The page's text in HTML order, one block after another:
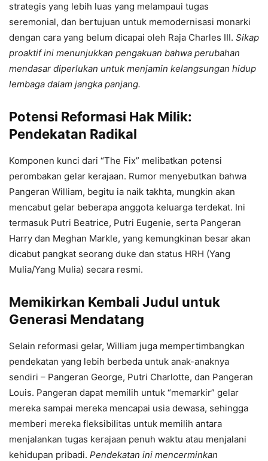
strategis yang lebih luas yang melampaui tugas
seremonial, dan bertujuan untuk memodernisasi monarki
dengan cara yang belum dicapai oleh Raja Charles III. Sikap
proaktif ini menunjukkan pengakuan bahwa perubahan
mendasar diperlukan untuk menjamin kelangsungan hidup
lembaga dalam jangka panjang.
Potensi Reformasi Hak Milik:
Pendekatan Radikal
Komponen kunci dari “The Fix” melibatkan potensi
perombakan gelar kerajaan. Rumor menyebutkan bahwa
Pangeran William, begitu ia naik takhta, mungkin akan
mencabut gelar beberapa anggota keluarga terdekat. Ini
termasuk Putri Beatrice, Putri Eugenie, serta Pangeran
Harry dan Meghan Markle, yang kemungkinan besar akan
dicabut pangkat seorang duke dan status HRH (Yang
Mulia/Yang Mulia) secara resmi.
Memikirkan Kembali Judul untuk
Generasi Mendatang
Selain reformasi gelar, William juga mempertimbangkan
pendekatan yang lebih berbeda untuk anak-anaknya
sendiri – Pangeran George, Putri Charlotte, dan Pangeran
Louis. Pangeran dapat memilih untuk “memarkir” gelar
mereka sampai mereka mencapai usia dewasa, sehingga
memberi mereka fleksibilitas untuk memilih antara
menjalankan tugas kerajaan penuh waktu atau menjalani
kehidupan pribadi. Pendekatan ini mencerminkan